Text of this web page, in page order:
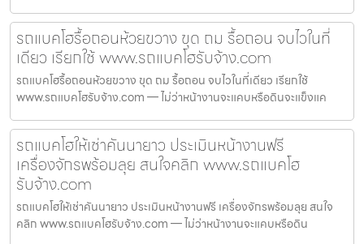
รถแบคโฮรื้อถอนห้วยขวาง ขุด ถม รื้อถอน จบไวในที่
เดียว เรียกใช้ www.รถแบคโฮรับจ้าง.com
รถแบคโฮรื้อถอนห้วยขวาง ขุด ถม รื้อถอน จบไวในที่เดียว เรียกใช้
www.รถแบคโฮรับจ้าง.com — ไม่ว่าหน้างานจะแคบหรือดินจะแข็งแค
รถแบคโฮให้เช่าคันนายาว ประเมินหน้างานฟรี
เครื่องจักรพร้อมลุย สนใจคลิก www.รถแบคโฮ
รับจ้าง.com
รถแบคโฮให้เช่าคันนายาว ประเมินหน้างานฟรี เครื่องจักรพร้อมลุย สนใจ
คลิก www.รถแบคโฮรับจ้าง.com — ไม่ว่าหน้างานจะแคบหรือดิน